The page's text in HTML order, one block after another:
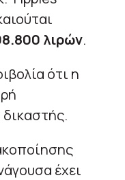
λιρών.
ότι η
έχει